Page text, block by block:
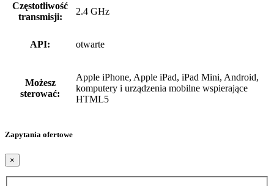
Częstotliwość
transmisji:
2.4 GHz
API: otwarte
Możesz
sterować:
Apple iPhone, Apple iPad, iPad Mini, Android,
komputery i urządzenia mobilne wspierające
HTML5
Zapytania ofertowe
×